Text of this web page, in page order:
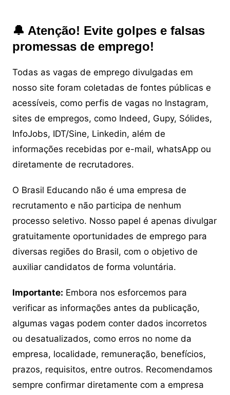
🔔 Atenção! Evite golpes e falsas
promessas de emprego!
Todas as vagas de emprego divulgadas em
nosso site foram coletadas de fontes públicas e
acessíveis, como perfis de vagas no Instagram,
sites de empregos, como Indeed, Gupy, Sólides,
InfoJobs, IDT/Sine, Linkedin, além de
informações recebidas por e-mail, whatsApp ou
diretamente de recrutadores.
O Brasil Educando não é uma empresa de
recrutamento e não participa de nenhum
processo seletivo. Nosso papel é apenas divulgar
gratuitamente oportunidades de emprego para
diversas regiões do Brasil, com o objetivo de
auxiliar candidatos de forma voluntária.
Importante: Embora nos esforcemos para
verificar as informações antes da publicação,
algumas vagas podem conter dados incorretos
ou desatualizados, como erros no nome da
empresa, localidade, remuneração, benefícios,
prazos, requisitos, entre outros. Recomendamos
sempre confirmar diretamente com a empresa